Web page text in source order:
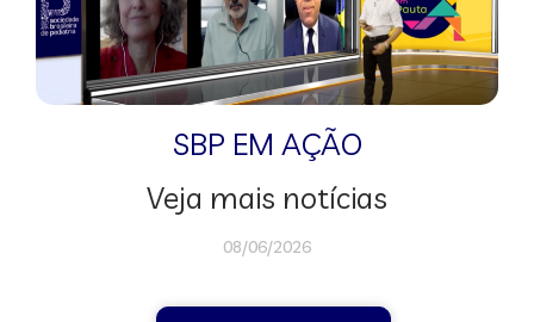
SBP EM AÇÃO
Veja mais notícias
08/06/2026